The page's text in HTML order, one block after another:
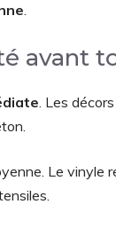
.
avant
. Les
Le vinyle